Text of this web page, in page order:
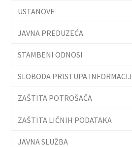
USTANOVE
JAVNA PREDUZEĆA
STAMBENI ODNOSI
SLOBODA PRISTUPA
ZAŠTITA POTROŠAČA
ZAŠTITA LIČNIH PODATAKA
JAVNA SLUŽBA